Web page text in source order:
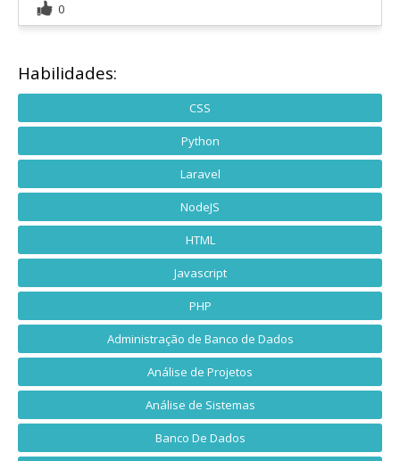
0
Habilidades:
CSS
Python
Laravel
NodeJS
HTML
Javascript
PHP
Administração de Banco de Dados
Análise de Projetos
Análise de Sistemas
Banco De Dados